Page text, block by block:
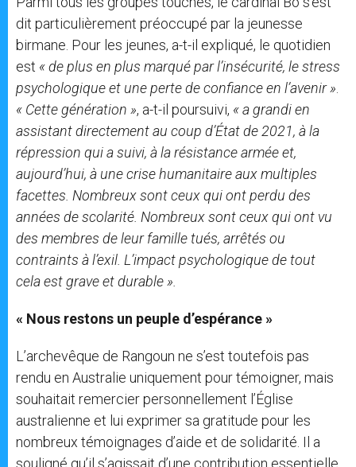
dit particulièrement préoccupé par la jeunesse
birmane. Pour les jeunes, a-t-il expliqué, le quotidien
est « de plus en plus marqué par l’insécurité, le stress
psychologique et une perte de confiance en l’avenir »
« Cette génération », a-t-il poursuivi, « a grandi en
assistant directement au coup d’État de 2021, à la
répression qui a suivi, à la résistance armée et,
aujourd’hui, à une crise humanitaire aux multiples
facettes. Nombreux sont ceux qui ont perdu des
années de scolarité. Nombreux sont ceux qui ont vu
des membres de leur famille tués, arrêtés ou
contraints à l’exil. L’impact psychologique de tout
cela est grave et durable ».
« Nous restons un peuple d’espérance »
L’archevêque de Rangoun ne s’est toutefois pas
rendu en Australie uniquement pour témoigner, mais
souhaitait remercier personnellement l’Église
australienne et lui exprimer sa gratitude pour les
nombreux témoignages d’aide et de solidarité. Il a
souligné qu’il s’agissait d’une contribution essentielle